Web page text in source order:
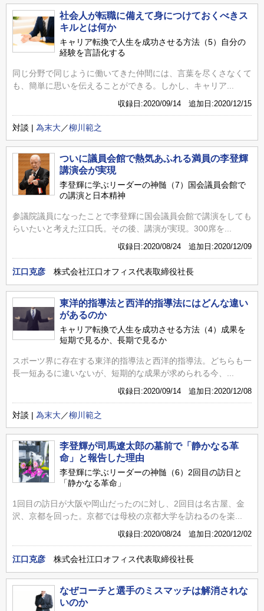
社会人が転職に備えて身につけておくべきス
キルとは何か
キャリア転換で人生を成功させる方法（5）自分の
経験を言語化する
同じ分野で同じように働いてきた仲間には、言葉を尽くさなくて
も、簡単に思いを伝えることができる。しかし、キャリア...
収録日:2020/09/14 追加日:2020/12/15
対談 | 為末大／柳川範之
ついに議員会館で熱気あふれる満員の李登輝
講演会が実現
李登輝に学ぶリーダーの神髄（7）国会議員会館で
の講演と日本精神
参議院議員になったことで李登輝に国会議員会館で講演をしても
らいたいと考えた江口氏。その後、講演が実現。300席を...
収録日:2020/08/24 追加日:2020/12/09
江口克彦 株式会社江口オフィス代表取締役社長
東洋的指導法と西洋的指導法にはどんな違い
があるのか
キャリア転換で人生を成功させる方法（4）成果を
短期で見るか、長期で見るか
スポーツ界に存在する東洋的指導法と西洋的指導法。どちらも一
長一短あるに違いないが、短期的な成果が求められる今、...
収録日:2020/09/14 追加日:2020/12/08
対談 | 為末大／柳川範之
李登輝が司馬遼太郎の墓前で「静かなる革
命」と報告した理由
李登輝に学ぶリーダーの神髄（6）2回目の訪日と
「静かなる革命」
1回目の訪日が大阪や岡山だったのに対し、2回目は名古屋、金
沢、京都を回った。京都では母校の京都大学を訪ねるのを楽...
収録日:2020/08/24 追加日:2020/12/02
江口克彦 株式会社江口オフィス代表取締役社長
なぜコーチと選手のミスマッチは解消されな
いのか